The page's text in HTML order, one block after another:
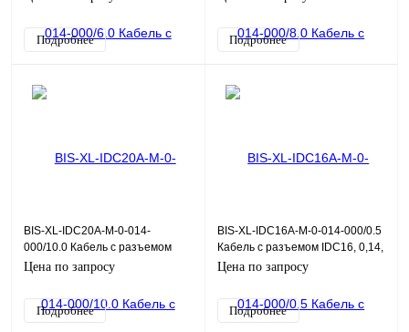
Подробнее Подробнее
BIS-XL-IDC20A-M-0-014-
000/10.0 Кабель с разъемом
IDC20, 0,14, 10,0 м
Цена по запросу
Подробнее
BIS-XL-IDC16A-M-0-014-000/0.5
Кабель с разъемом IDC16, 0,14,
0,5 м
Цена по запросу
Подробнее